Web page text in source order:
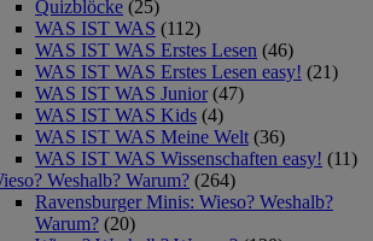
Quizblöcke (25)
WAS IST WAS (112)
WAS IST WAS Erstes Lesen (46)
WAS IST WAS Erstes Lesen easy! (21)
WAS IST WAS Junior (47)
WAS IST WAS Kids (4)
WAS IST WAS Meine Welt (36)
WAS IST WAS Wissenschaften easy! (11)
Weshalb? Warum? (264)
Ravensburger Minis: Wieso? Weshalb?
Warum? (20)